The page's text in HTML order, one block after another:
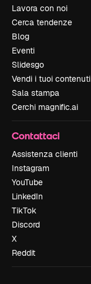
Lavora con noi
Cerca tendenze
Blog
Eventi
Slidesgo
Vendi i tuoi contenuti
Sala stampa
Cerchi magnific.ai
Contattaci
Assistenza clienti
Instagram
YouTube
LinkedIn
TikTok
Discord
X
Reddit